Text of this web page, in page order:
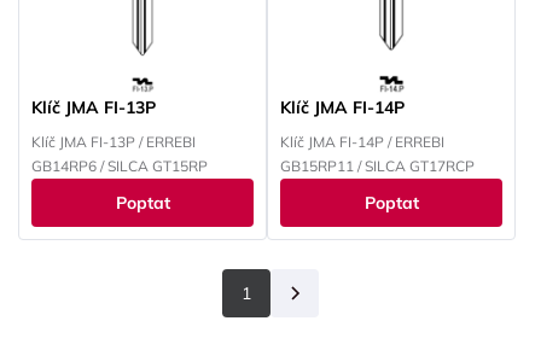
Klíč JMA FI-13P
Klíč JMA FI-13P / ERREBI
GB14RP6 / SILCA GT15RP
Poptat
Klíč JMA FI-14P
Klíč JMA FI-14P / ERREBI
GB15RP11 / SILCA GT17RCP
Poptat
1